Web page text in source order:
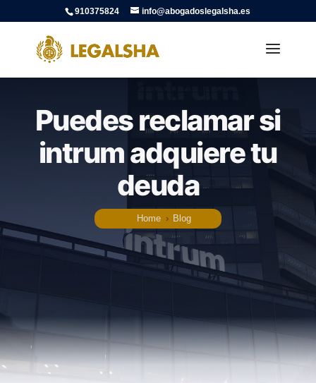
910375824 info@abogadoslegalsha.es
Puedes reclamar si
intrum adquiere tu
deuda
Home › Blog